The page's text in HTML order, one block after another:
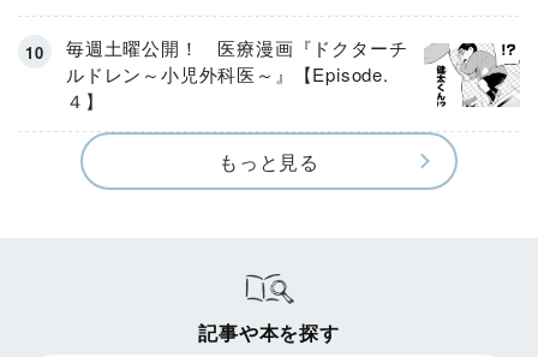
毎週土曜公開！ 医療漫画『ドクターチ
ルドレン～小児外科医～』【Episode.
４】
もっと見る
記事や本を探す